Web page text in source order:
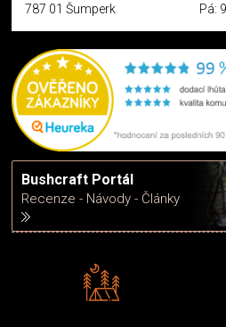
787 01 Šumperk
Pá:
Bushcraft Portál
Recenze - Návody - Články